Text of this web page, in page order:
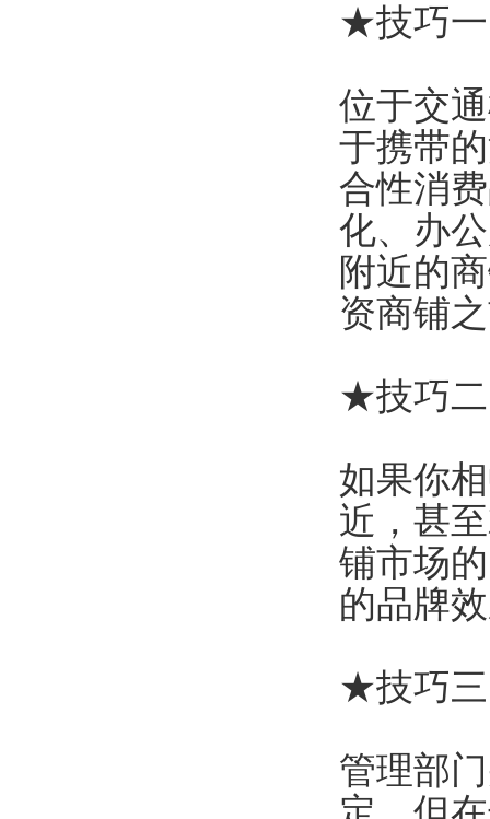
★技巧
位于交
于携带
合性消
化、办
附近的
资商铺
★技巧二
如果你
近，甚
铺市场
的品牌
★技巧三
管理部